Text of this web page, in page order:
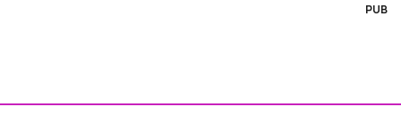
PUB